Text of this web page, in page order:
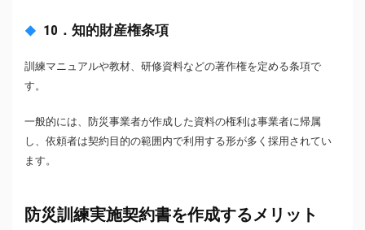
10．知的財産権条項
訓練マニュアルや教材、研修資料などの著作権を定める条項で
す。
一般的には、防災事業者が作成した資料の権利は事業者に帰属
し、依頼者は契約目的の範囲内で利用する形が多く採用されてい
ます。
防災訓練実施契約書を作成するメリット